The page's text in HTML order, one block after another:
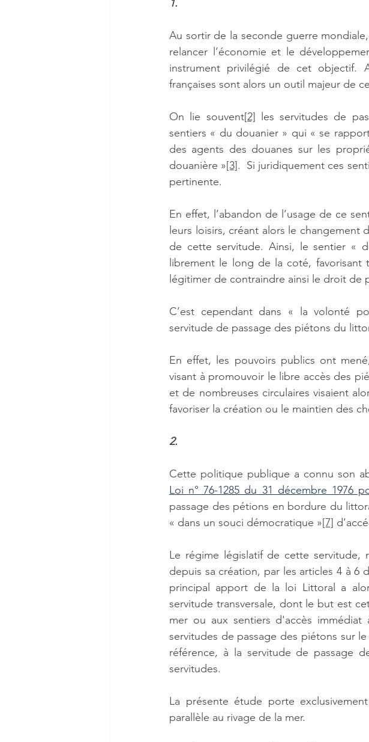
1.
Au sortir de la seconde guerre
relancer l’économie et le
instrument privilégié de cet objectif.
françaises sont alors un outil majeur de
On lie souvent[2] les servitudes de
sentiers « du douanier » qui « se
des agents des douanes sur les
douanière »[3].  Si juridiquement ces
pertinente.
En effet, l’abandon de l’usage de ce
leurs loisirs, créant alors le changement
de cette servitude. Ainsi, le sentier «
librement le long de la coté, favorisant
légitimer de contraindre ainsi le droit de
C’est cependant dans « la volonté
servitude de passage des piétons du
En effet, les pouvoirs publics ont
visant à promouvoir le libre accès des
et de nombreuses circulaires visaient
favoriser la création ou le maintien des
2.
Loi n° 76-1285 du 31 décembre 1976
passage des pétions en bordure du
« dans un souci démocratique »[7]
Le régime législatif de cette servitude,
depuis sa création, par les articles 4 à 6
principal apport de la loi Littoral a
servitude transversale, dont le but est
mer ou aux sentiers d'accès
servitudes de passage des piétons sur
référence, à la servitude de passage
servitudes.
La présente étude porte
parallèle au rivage de la mer.